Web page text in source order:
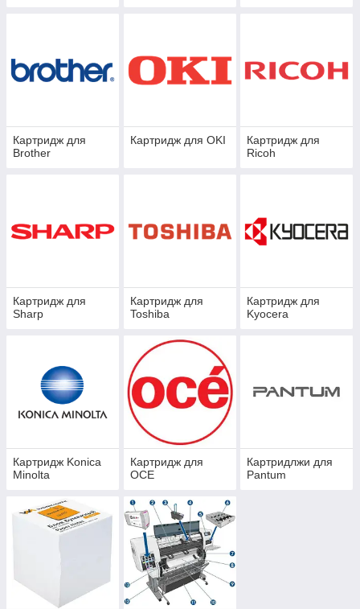
Картридж для
Brother
Картридж для OKI
Картридж для
Ricoh
Картридж для
Sharp
Картридж для
Toshiba
Картридж для
Kyocera
Картридж Konica
Minolta
Картридж для
OCE
Картридлжи для
Pantum